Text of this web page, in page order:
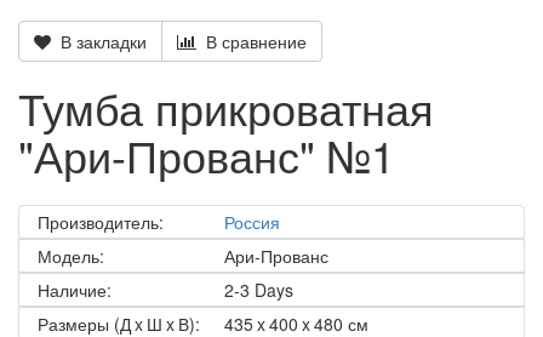
В закладки В сравнение
Тумба прикроватная
"Ари-Прованс" №1
Производитель:
Россия
Модель:
Ари-Прованс
Наличие:
2-3 Days
Размеры (Д x Ш x В):
435 x 400 x 480 см